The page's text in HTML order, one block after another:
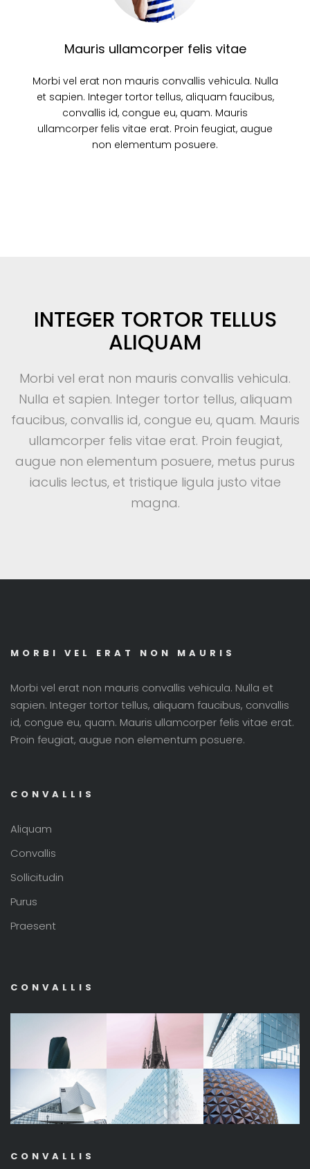
Mauris ullamcorper felis vitae
Morbi vel erat non mauris convallis vehicula. Nulla
et sapien. Integer tortor tellus, aliquam faucibus,
convallis id, congue eu, quam. Mauris
ullamcorper felis vitae erat. Proin feugiat, augue
non elementum posuere.
INTEGER TORTOR TELLUS
ALIQUAM
Morbi vel erat non mauris convallis vehicula.
Nulla et sapien. Integer tortor tellus, aliquam
faucibus, convallis id, congue eu, quam. Mauris
ullamcorper felis vitae erat. Proin feugiat,
augue non elementum posuere, metus purus
iaculis lectus, et tristique ligula justo vitae
magna.
MORBI VEL ERAT NON MAURIS
Morbi vel erat non mauris convallis vehicula. Nulla et
sapien. Integer tortor tellus, aliquam faucibus, convallis
id, congue eu, quam. Mauris ullamcorper felis vitae erat.
Proin feugiat, augue non elementum posuere.
CONVALLIS
Aliquam
Convallis
Sollicitudin
Purus
Praesent
CONVALLIS
CONVALLIS